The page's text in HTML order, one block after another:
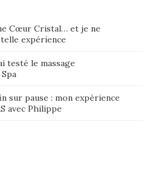
Cœur Cristal… et je ne
telle expérience
testé le massage
sur pause : mon expérience
avec Philippe